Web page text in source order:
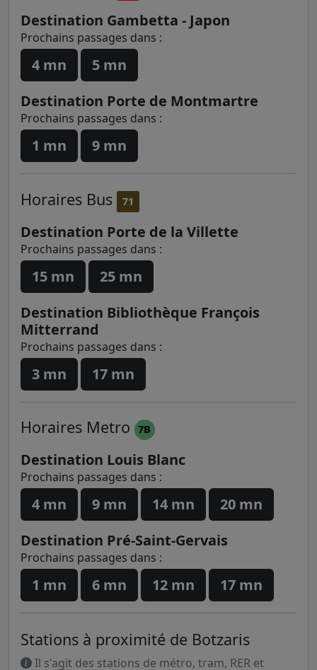
Destination Gambetta - Japon
Prochains passages dans :
4 mn
5 mn
Destination Porte de Montmartre
Prochains passages dans :
1 mn 9 mn
Horaires Bus 71
Destination Porte de la Villette
Prochains passages dans :
15 mn
25 mn
Destination Bibliothèque François
Mitterrand
Prochains passages dans :
3 mn 17 mn
Horaires Metro 7B
Destination Louis Blanc
Prochains passages dans :
4 mn 9 mn 14 mn
20 mn
Destination Pré-Saint-Gervais
Prochains passages dans :
1 mn 6 mn 12 mn 17 mn
Stations à proximité de Botzaris
Il s'agit des stations de métro, tram, RER et